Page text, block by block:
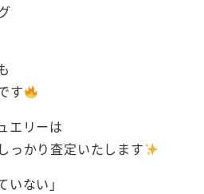
す
エリーは
っかり査定いたします
いない」